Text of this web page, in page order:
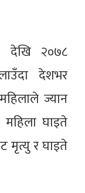
देखि २०७८
देशभर
ज्यान
घाइते
मृत्यु र घाइते